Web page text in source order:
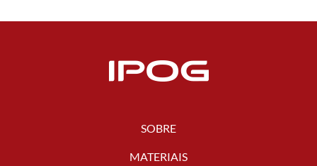
SOBRE
MATERIAIS